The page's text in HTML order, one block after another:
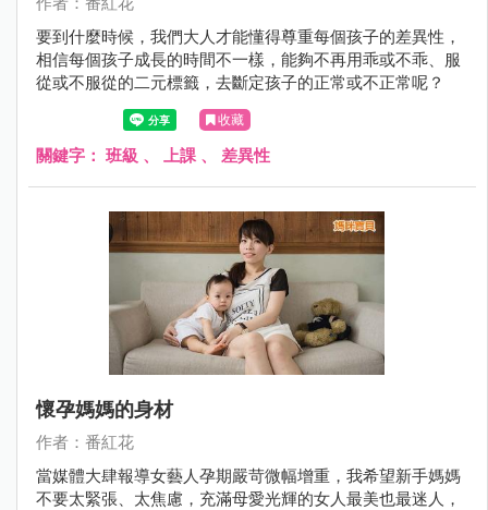
要到什麼時候，我們大人才能懂得尊重每個孩子的差異性，
相信每個孩子成長的時間不一樣，能夠不再用乖或不乖、服
從或不服從的二元標籤，去斷定孩子的正常或不正常呢？
收藏
關鍵字： 班級 、 上課 、 差異性
懷孕媽媽的身材
作者：番紅花
當媒體大肆報導女藝人孕期嚴苛微幅增重，我希望新手媽媽
不要太緊張、太焦慮，充滿母愛光輝的女人最美也最迷人，